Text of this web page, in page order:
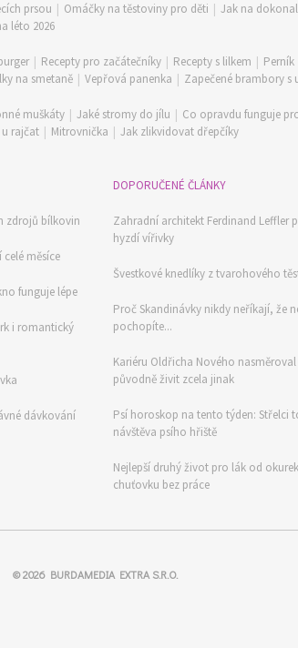
prsou | Omáčky na těstoviny pro děti | Jak na
léto 2026
| Recepty pro začátečníky | Recepty s lilkem | Perník
na smetaně | Vepřová panenka | Zapečené brambory s
muškáty | Jaké stromy do jílu | Co opravdu funguje
rajčat | Mitrovnička | Jak zlikvidovat dřepčíky
zdrojů bílkovin
měsíce
funguje lépe
i romantický
dávkování
DOPORUČENÉ ČLÁNKY
Zahradní architekt Ferdinand Leffler
hyzdí vířivky
Švestkové knedlíky z tvarohového
Proč Skandinávky nikdy neříkají, že
pochopíte...
Kariéru Oldřicha Nového
původně živit zcela jinak
Psí horoskop na tento týden: Střelci
návštěva psího hřiště
Nejlepší druhý život pro lák od
chuťovku bez práce
© 2026 BURDAMEDIA EXTRA S.R.O.